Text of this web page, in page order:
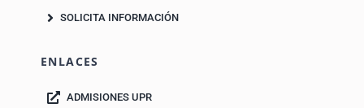
SOLICITA INFORMACIÓN
ENLACES
ADMISIONES UPR